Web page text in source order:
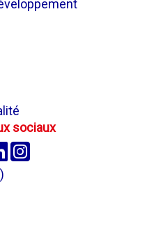
sociaux
Linkedin
)